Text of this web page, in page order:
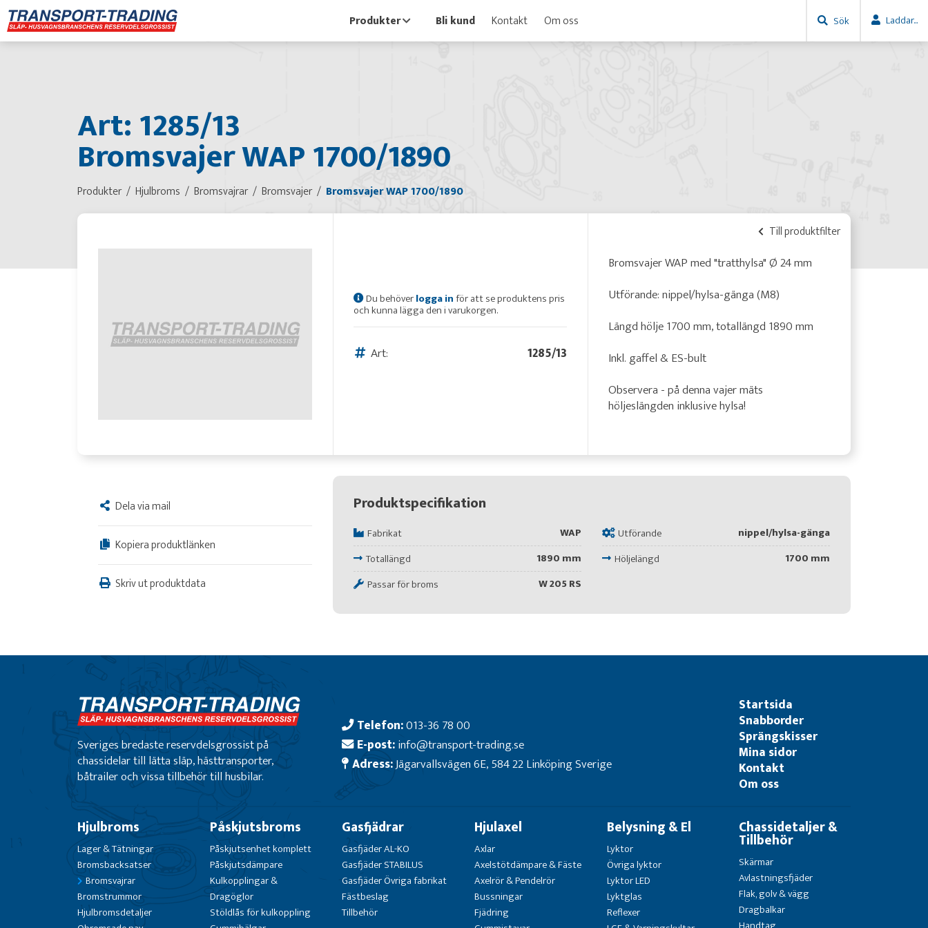
Produkter Bli kund Kontakt Om oss Sök Laddar...
Art: 1285/13
Bromsvajer WAP 1700/1890
Produkter Hjulbroms Bromsvajrar Bromsvajer Bromsvajer WAP 1700/1890
Till produktfilter
Du behöverlogga inför att se produktens pris
och kunna lägga den i varukorgen.
Art: 1285/13
Bromsvajer WAP med "tratthylsa" Ø 24 mm
Utförande: nippel/hylsa-gänga (M8)
Längd hölje 1700 mm, totallängd 1890 mm
Inkl. gaffel & ES-bult
Observera - på denna vajer mäts
höljeslängden inklusive hylsa!
Dela via mail
Kopiera produktlänken
Skriv ut produktdata
Produktspecifikation
Fabrikat WAP Utförande
nippel/hylsa-gänga
Totallängd
1890 mm Höljelängd
1700 mm
Passar för broms
W 205 RS
Sveriges bredaste reservdelsgrossist på
chassidelar till lätta släp, hästtransporter,
båtrailer och vissa tillbehör till husbilar.
Telefon:013-36 78 00
E-post:info@transport-trading.se
Adress:Jägarvallsvägen 6E, 584 22 Linköping Sverige
Startsida
Snabborder
Sprängskisser
Mina sidor
Kontakt
Om oss
Hjulbroms
Lager & Tätningar
Bromsbacksatser
Bromsvajrar
Bromstrummor
Hjulbromsdetaljer
Påskjutsbroms
Påskjutsenhet komplett
Påskjutsdämpare
Kulkopplingar &
Dragöglor
Stöldlås för kulkoppling
Gasfjädrar
Gasfjäder AL-KO
Gasfjäder STABILUS
Gasfjäder Övriga fabrikat
Fästbeslag
Tillbehör
Hjulaxel
Axlar
Axelstötdämpare & Fäste
Axelrör & Pendelrör
Bussningar
Fjädring
Belysning & El
Lyktor
Övriga lyktor
Lyktor LED
Lyktglas
Reflexer
Chassidetaljer &
Tillbehör
Skärmar
Avlastningsfjäder
Flak, golv & vägg
Dragbalkar